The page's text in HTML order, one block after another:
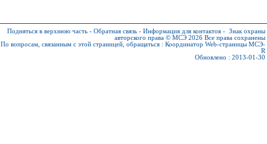
Подняться в верхнюю часть - Обратная связь - Информация для контактов - Знак охраны
авторского права © МСЭ 2026 Все права сохранены
По вопросам, связанным с этой страницей, обращаться : Координатор Web-страницы МСЭ-
R
Обновлено : 2013-01-30